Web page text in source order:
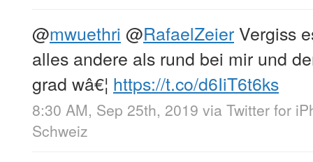
@mwuethri @RafaelZeier Vergiss
alles andere als rund bei mir und
grad wâ€¦ https://t.co/d6IiT6t6ks
8:30 AM, Sep 25th, 2019 via Twitter for
Schweiz